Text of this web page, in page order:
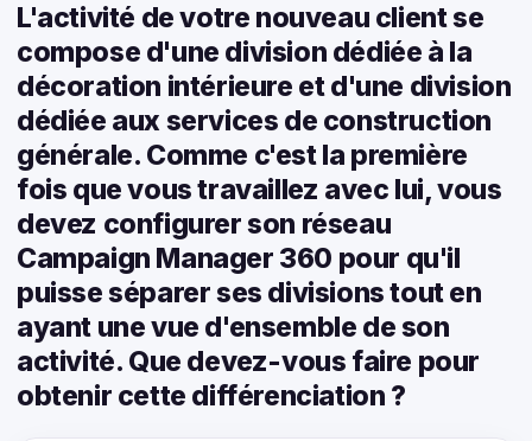
L'activité de votre nouveau client se
compose d'une division dédiée à la
décoration intérieure et d'une division
dédiée aux services de construction
générale. Comme c'est la première
fois que vous travaillez avec lui, vous
devez configurer son réseau
Campaign Manager 360 pour qu'il
puisse séparer ses divisions tout en
ayant une vue d'ensemble de son
activité. Que devez-vous faire pour
obtenir cette différenciation ?